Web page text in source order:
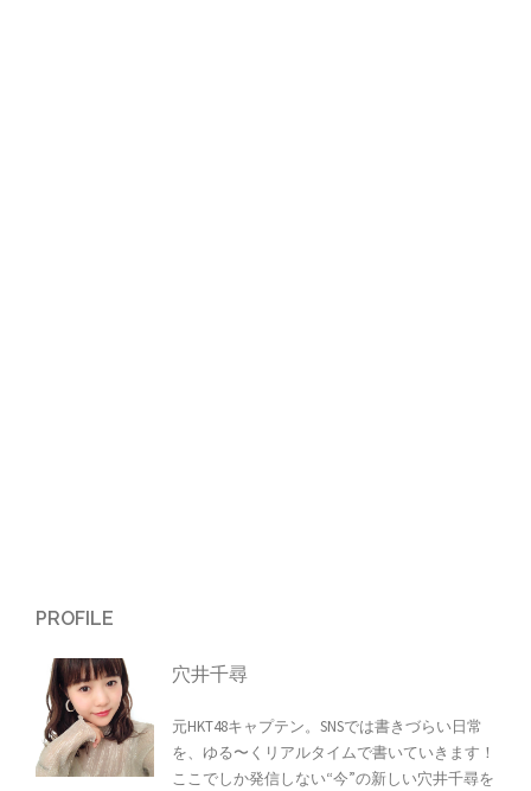
PROFILE
穴井千尋
元HKT48キャプテン。SNSでは書きづらい日常
を、ゆる〜くリアルタイムで書いていきます！
ここでしか発信しない“今”の新しい穴井千尋を